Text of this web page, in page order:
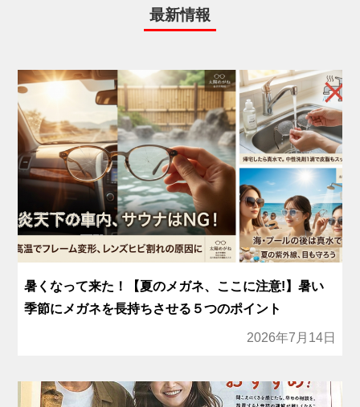
最新情報
暑くなって来た！【夏のメガネ、ここに注意!】暑い
季節にメガネを長持ちさせる５つのポイント
2026年7月14日